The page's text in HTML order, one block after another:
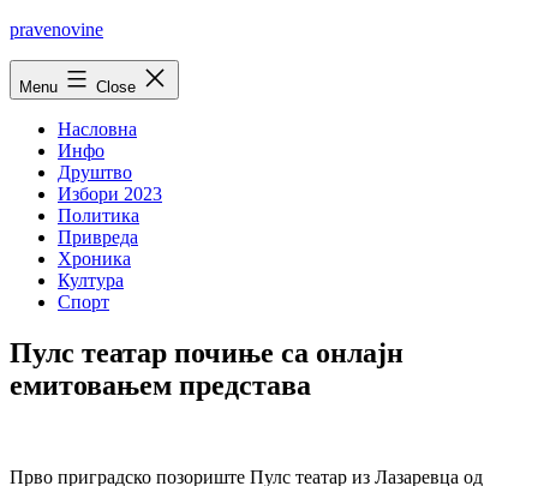
Skip
pravenovine
Menu Close
Насловна
Инфо
Друштво
Избори 2023
Политика
Привреда
Хроника
Култура
Спорт
Пулс театар почиње са онлајн
емитовањем представа
Прво приградско позориште Пулс театар из Лазаревца од